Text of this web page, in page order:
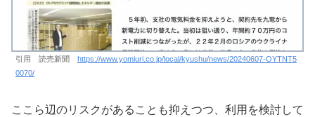
引用 読売新聞 https://www.yomiuri.co.jp/local/kyushu/news/20240607-OYTNT5
0070/
ここら辺のリスクがあることも抑えつつ、利用を検討して